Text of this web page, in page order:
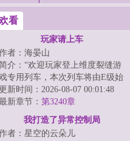
看
玩家请上车
者：海晏山
介：“欢迎玩家登上维度裂缝游
专用列车，本次列车将由E级始
发站开往D级站点，请玩家保证生
安全有序...
更新时间：2026-08-07 00:01:48
新章节： 第3240章
我打造了异常控制局
者：星空的云朵儿